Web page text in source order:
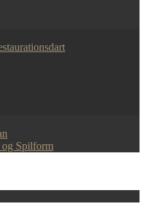
og Spilform